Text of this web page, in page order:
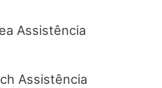
Assistência
Assistência